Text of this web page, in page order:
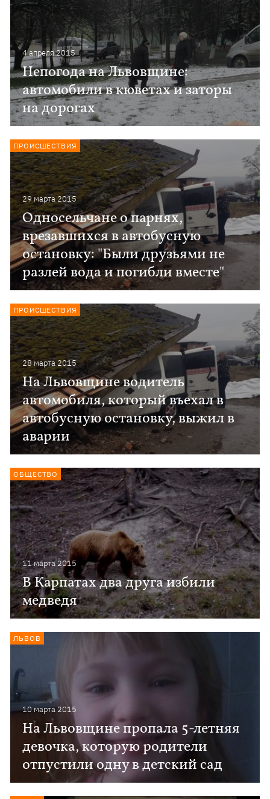
4 апреля 2015
Непогода на Львовщине:
автомобили в кюветах и заторы
на дорогах
29 марта 2015
Односельчане о парнях,
врезавшихся в автобусную
остановку: "Были друзьями не
разлей вода и погибли вместе"
ПРОИСШЕСТВИЯ
28 марта 2015
На Львовщине водитель
автомобиля, который въехал в
автобусную остановку, выжил в
аварии
ПРОИСШЕСТВИЯ
11 марта 2015
В Карпатах два друга избили
медведя
ОБЩЕСТВО
10 марта 2015
На Львовщине пропала 5-летняя
девочка, которую родители
отпустили одну в детский сад
ЛЬВОВ